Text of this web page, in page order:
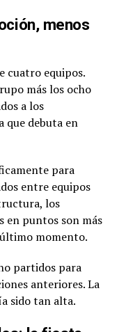
menos
cuatro equipos.
más los ocho
a los
que debuta en
para
entre equipos
los
en puntos son más
momento.
partidos para
anteriores. La
sido tan alta.